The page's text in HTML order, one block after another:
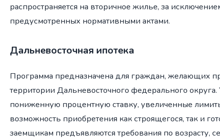
распространяется на вторичное жилье, за
предусмотренных нормативными актами.
Дальневосточная ипотека
Программа предназначена для граждан, желающих
территории Дальневосточного федерального
пониженную процентную ставку, увеличенные
возможность приобретения как строящегося, так и
заемщикам предъявляются требования по возрасту,